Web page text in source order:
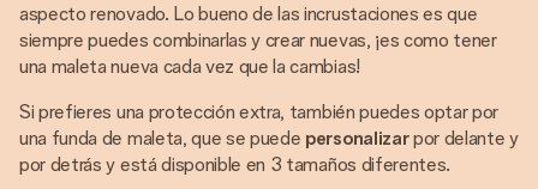
aspecto renovado. Lo bueno de las incrustaciones es que
siempre puedes combinarlas y crear nuevas, ¡es como tener
una maleta nueva cada vez que la cambias!
Si prefieres una protección extra, también puedes optar por
una funda de maleta, que se puede personalizarpor delante y
por detrás y está disponible en 3 tamaños diferentes.